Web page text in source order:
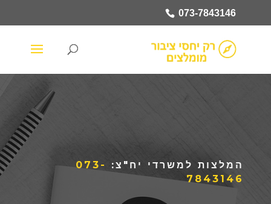
073-7843146
המלצות למשרדי יח"צ:
073-
7843146